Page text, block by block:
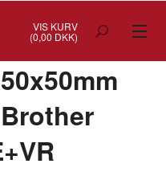
VIS KURV
(0,00 DKK)